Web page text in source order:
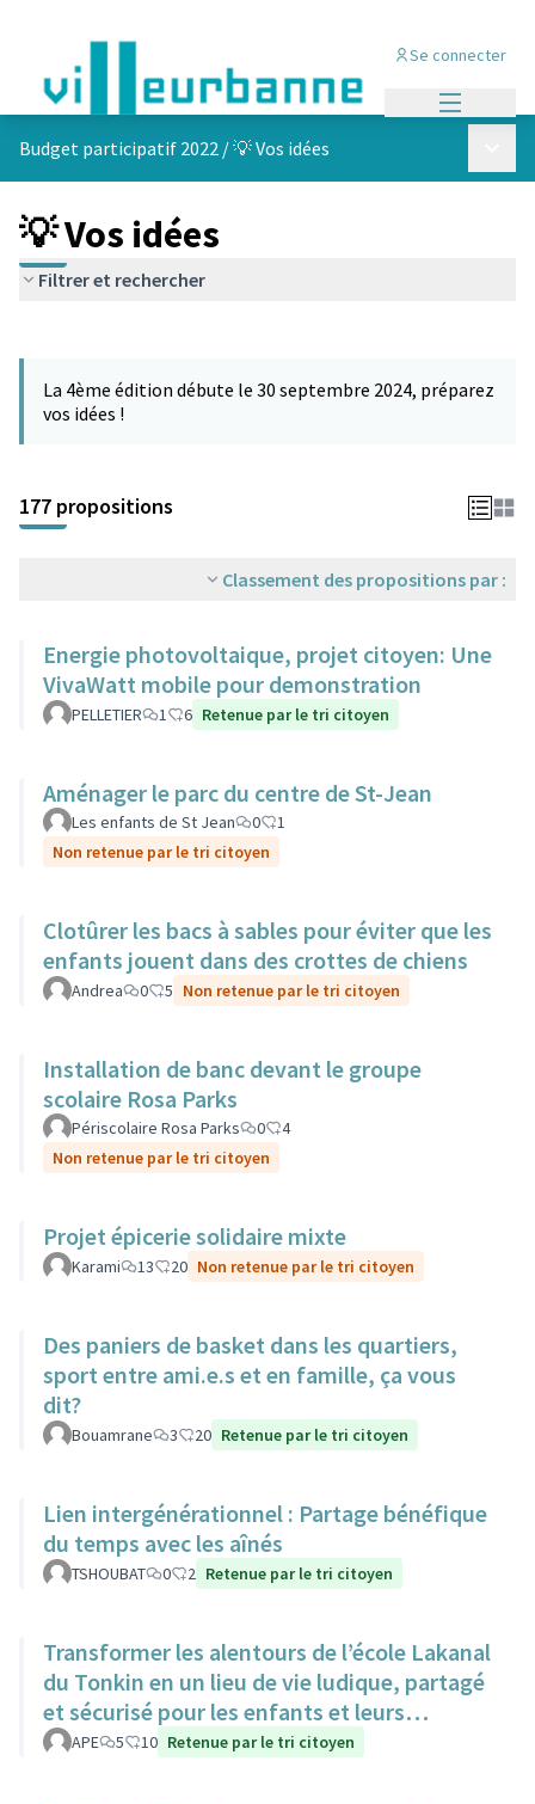
Se connecter
Budget participatif 2022 /💡 Vos idées
💡 Vos idées
Filtrer et rechercher
−
La 4ème édition débute le 30 septembre 2024, préparez
vos idées !
177 propositions
Classement des propositions par :
Energie photovoltaique, projet citoyen: Une
VivaWatt mobile pour demonstration
PELLETIER 1 6 Retenue par le tri citoyen
Aménager le parc du centre de St-Jean
Les enfants de St Jean 0
1
Non retenue par le tri citoyen
Clotûrer les bacs à sables pour éviter que les
enfants jouent dans des crottes de chiens
Andrea 0 5 Non retenue par le tri citoyen
Installation de banc devant le groupe
scolaire Rosa Parks
Périscolaire Rosa Parks 0
4
Non retenue par le tri citoyen
Projet épicerie solidaire mixte
Karami 13 20 Non retenue par le tri citoyen
Des paniers de basket dans les quartiers,
sport entre ami.e.s et en famille, ça vous
dit?
Bouamrane 3 20 Retenue par le tri citoyen
Lien intergénérationnel : Partage bénéfique
du temps avec les aînés
TSHOUBAT 0 2 Retenue par le tri citoyen
Transformer les alentours de l’école Lakanal
du Tonkin en un lieu de vie ludique, partagé
et sécurisé pour les enfants et leurs
familles.
APE 5 10 Retenue par le tri citoyen